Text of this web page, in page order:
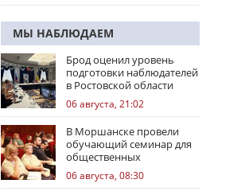
МЫ НАБЛЮДАЕМ
Брод оценил уровень
подготовки наблюдателей
в Ростовской области
06 августа, 21:02
В Моршанске провели
обучающий семинар для
общественных
наблюдателей
06 августа, 08:30